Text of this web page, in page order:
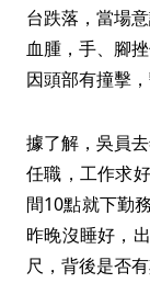
台跌落，當場
血腫，手、腳
因頭部有撞擊
據了解，吳員
任職，工作求
間10點就下勤
昨晚沒睡好，
尺，背後是否